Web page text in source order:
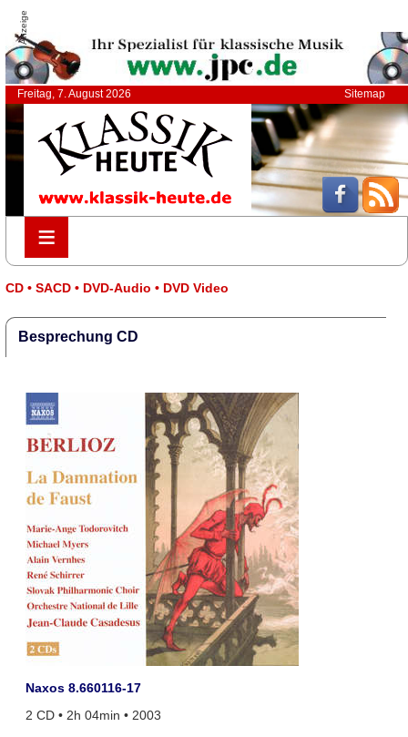
Anzeige
Freitag, 7. August 2026 Sitemap
≡
≡
CD • SACD • DVD-Audio • DVD Video
Besprechung CD
Naxos 8.660116-17
2 CD • 2h 04min • 2003